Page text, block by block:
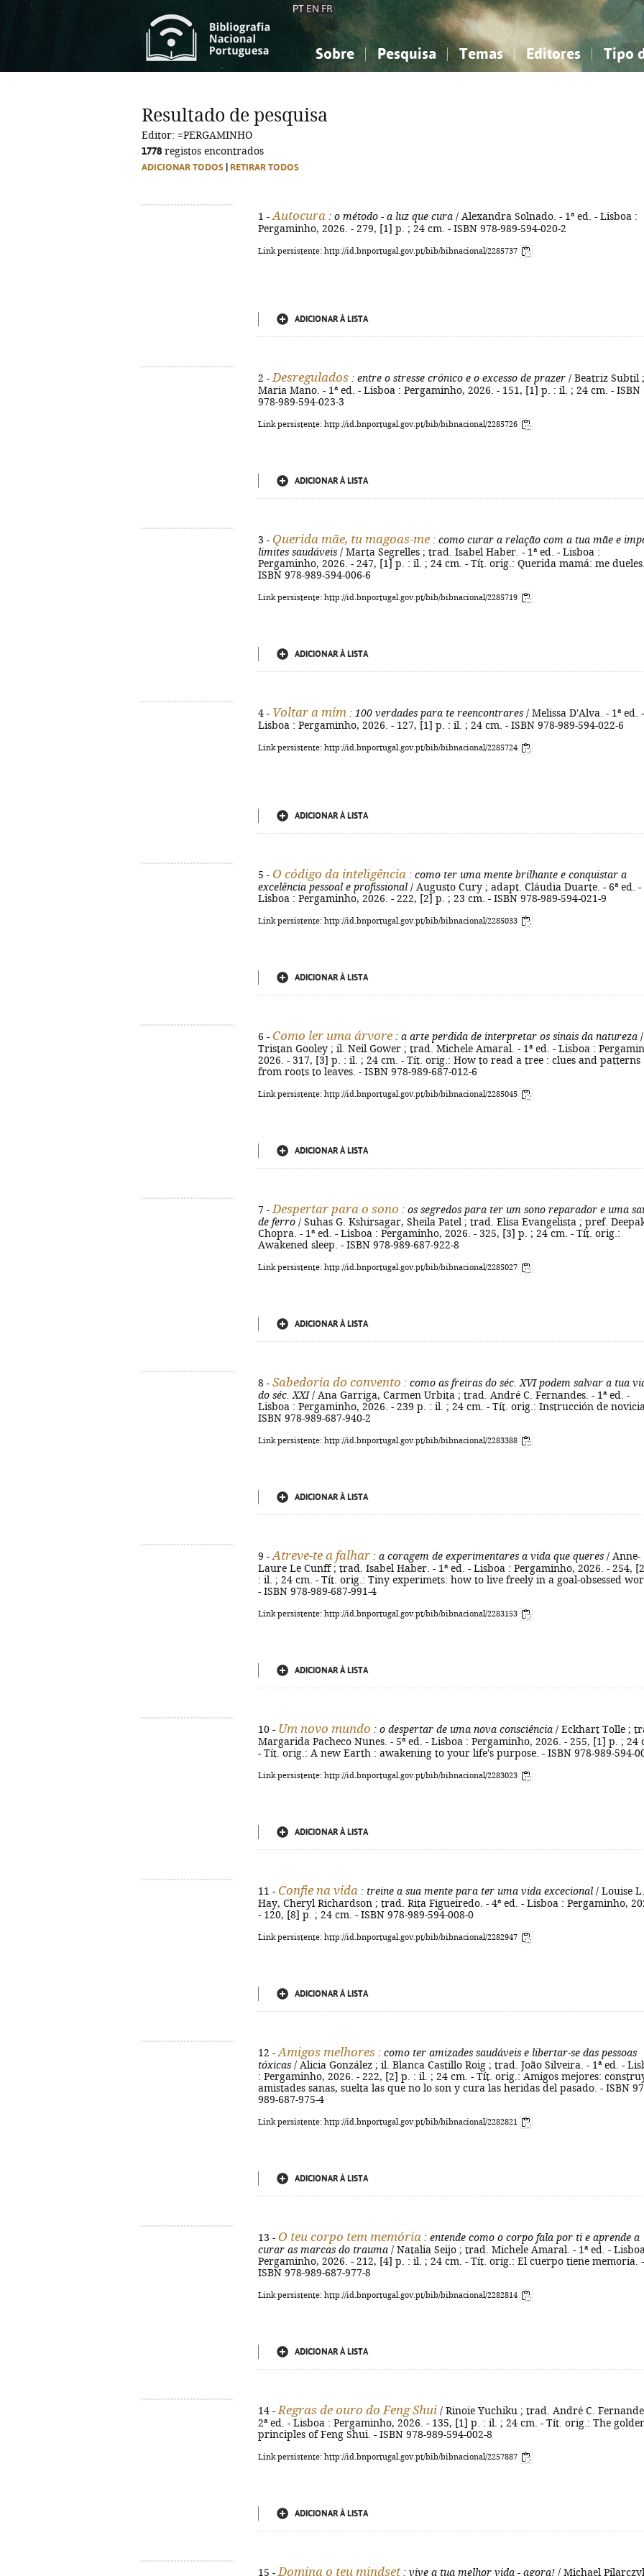
PT EN FR
Sobre Pesquisa Temas
Ciências sociais...
Editores Tipo
Ciências sociais...
Resultado de pesquisa
Editor: =PERGAMINHO
1778 registos encontrados
ADICIONAR TODOS RETIRAR TODOS
1 - Autocura : o método - a luz que cura / Alexandra Solnado. - 1ª ed. - Lisboa :
Pergaminho, 2026. - 279, [1] p. ; 24 cm. - ISBN 978-989-594-020-2
Link persistente: http://id.bnportugal.gov.pt/bib/bibnacional/2285737
ADICIONAR À LISTA
2 - Desregulados : entre o stresse crónico e o excesso de prazer / Beatriz Subtil ;
Maria Mano. - 1ª ed. - Lisboa : Pergaminho, 2026. - 151, [1] p. : il. ; 24 cm. - ISBN
978-989-594-023-3
Link persistente: http://id.bnportugal.gov.pt/bib/bibnacional/2285726
ADICIONAR À LISTA
3 - Querida mãe, tu magoas-me : como curar a relação com a tua mãe e
limites saudáveis / Marta Segrelles ; trad. Isabel Haber. - 1ª ed. - Lisboa :
Pergaminho, 2026. - 247, [1] p. : il. ; 24 cm. - Tít. orig.: Querida mamá: me
ISBN 978-989-594-006-6
Link persistente: http://id.bnportugal.gov.pt/bib/bibnacional/2285719
ADICIONAR À LISTA
4 - Voltar a mim : 100 verdades para te reencontrares / Melissa D'Alva. - 1ª ed. -
Lisboa : Pergaminho, 2026. - 127, [1] p. : il. ; 24 cm. - ISBN 978-989-594-022-6
Link persistente: http://id.bnportugal.gov.pt/bib/bibnacional/2285724
ADICIONAR À LISTA
5 - O código da inteligência : como ter uma mente brilhante e conquistar a
excelência pessoal e profissional / Augusto Cury ; adapt. Cláudia Duarte. - 6ª ed. -
Lisboa : Pergaminho, 2026. - 222, [2] p. ; 23 cm. - ISBN 978-989-594-021-9
Link persistente: http://id.bnportugal.gov.pt/bib/bibnacional/2285033
ADICIONAR À LISTA
6 - Como ler uma árvore : a arte perdida de interpretar os sinais da natureza /
Tristan Gooley ; il. Neil Gower ; trad. Michele Amaral. - 1ª ed. - Lisboa :
2026. - 317, [3] p. : il. ; 24 cm. - Tít. orig.: How to read a tree : clues and patterns
from roots to leaves. - ISBN 978-989-687-012-6
Link persistente: http://id.bnportugal.gov.pt/bib/bibnacional/2285045
ADICIONAR À LISTA
7 - Despertar para o sono : os segredos para ter um sono reparador e uma
de ferro / Suhas G. Kshirsagar, Sheila Patel ; trad. Elisa Evangelista ; pref.
Chopra. - 1ª ed. - Lisboa : Pergaminho, 2026. - 325, [3] p. ; 24 cm. - Tít. orig.:
Awakened sleep. - ISBN 978-989-687-922-8
Link persistente: http://id.bnportugal.gov.pt/bib/bibnacional/2285027
ADICIONAR À LISTA
8 - Sabedoria do convento : como as freiras do séc. XVI podem salvar a tua
do séc. XXI/ Ana Garriga, Carmen Urbita ; trad. André C. Fernandes. - 1ª ed. -
Lisboa : Pergaminho, 2026. - 239 p. : il. ; 24 cm. - Tít. orig.: Instrucción de
ISBN 978-989-687-940-2
Link persistente: http://id.bnportugal.gov.pt/bib/bibnacional/2283388
ADICIONAR À LISTA
9 - Atreve-te a falhar : a coragem de experimentares a vida que queres / Anne-
Laure Le Cunff ; trad. Isabel Haber. - 1ª ed. - Lisboa : Pergaminho, 2026. - 254,
: il. ; 24 cm. - Tít. orig.: Tiny experimets: how to live freely in a goal-obsessed
- ISBN 978-989-687-991-4
Link persistente: http://id.bnportugal.gov.pt/bib/bibnacional/2283153
ADICIONAR À LISTA
10 - Um novo mundo : o despertar de uma nova consciência / Eckhart Tolle ;
Margarida Pacheco Nunes. - 5ª ed. - Lisboa : Pergaminho, 2026. - 255, [1] p. ; 24
- Tít. orig.: A new Earth : awakening to your life's purpose. - ISBN 978-989-594-
Link persistente: http://id.bnportugal.gov.pt/bib/bibnacional/2283023
ADICIONAR À LISTA
11 - Confie na vida : treine a sua mente para ter uma vida excecional / Louise L.
Hay, Cheryl Richardson ; trad. Rita Figueiredo. - 4ª ed. - Lisboa : Pergaminho,
- 120, [8] p. ; 24 cm. - ISBN 978-989-594-008-0
Link persistente: http://id.bnportugal.gov.pt/bib/bibnacional/2282947
ADICIONAR À LISTA
12 - Amigos melhores : como ter amizades saudáveis e libertar-se das pessoas
tóxicas / Alicia González ; il. Blanca Castillo Roig ; trad. João Silveira. - 1ª ed. -
: Pergaminho, 2026. - 222, [2] p. : il. ; 24 cm. - Tít. orig.: Amigos mejores:
amistades sanas, suelta las que no lo son y cura las heridas del pasado. - ISBN
989-687-975-4
Link persistente: http://id.bnportugal.gov.pt/bib/bibnacional/2282821
ADICIONAR À LISTA
13 - O teu corpo tem memória : entende como o corpo fala por ti e aprende a
curar as marcas do trauma / Natalia Seijo ; trad. Michele Amaral. - 1ª ed. -
Pergaminho, 2026. - 212, [4] p. : il. ; 24 cm. - Tít. orig.: El cuerpo tiene memoria. -
ISBN 978-989-687-977-8
Link persistente: http://id.bnportugal.gov.pt/bib/bibnacional/2282814
ADICIONAR À LISTA
14 - Regras de ouro do Feng Shui / Rinoie Yuchiku ; trad. André C.
2ª ed. - Lisboa : Pergaminho, 2026. - 135, [1] p. : il. ; 24 cm. - Tít. orig.: The
principles of Feng Shui. - ISBN 978-989-594-002-8
Link persistente: http://id.bnportugal.gov.pt/bib/bibnacional/2257887
ADICIONAR À LISTA
15 - Domina o teu mindset: vive a tua melhor vida - agora! / Michael